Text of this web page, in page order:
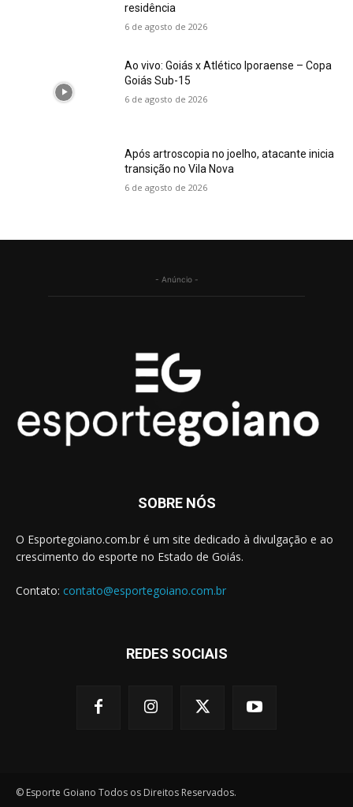
residência
6 de agosto de 2026
Ao vivo: Goiás x Atlético Iporaense – Copa
Goiás Sub-15
6 de agosto de 2026
Após artroscopia no joelho, atacante inicia
transição no Vila Nova
6 de agosto de 2026
- Anúncio -
SOBRE NÓS
O Esportegoiano.com.br é um site dedicado à divulgação e ao
crescimento do esporte no Estado de Goiás.
Contato: contato@esportegoiano.com.br
REDES SOCIAIS
© Esporte Goiano Todos os Direitos Reservados.